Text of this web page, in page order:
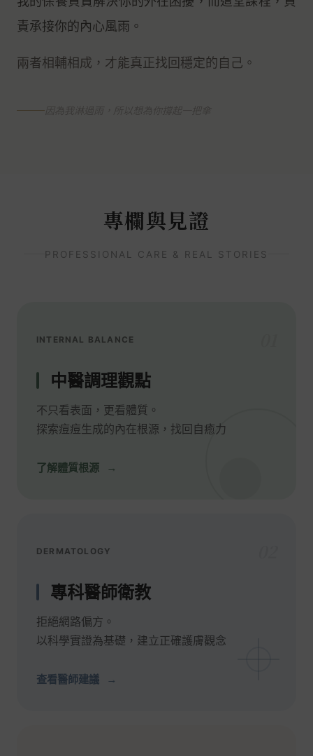
責承接你的內心風雨。
兩者相輔相成，才能真正找回穩定的自己。
專欄與見證
PROFESSIONAL CARE & REAL STORIES
INTERNAL BALANCE
中醫調理觀點
不只看表面，更看體質。
探索痘痘生成的內在根源，找回自癒力
了解體質根源
DERMATOLOGY
專科醫師衛教
拒絕網路偏方。
以科學實證為基礎，建立正確護膚觀念
查看醫師建議